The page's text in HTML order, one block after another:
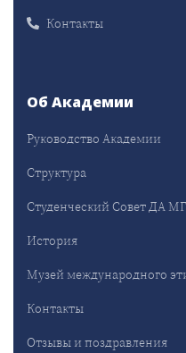
Контакты
Об Академии
Руководство Академии
Структура
Студенческий Совет
История
Музей международного
Контакты
Отзывы и поздравления